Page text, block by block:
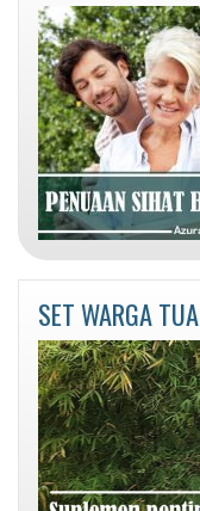
SET WARGA TUA